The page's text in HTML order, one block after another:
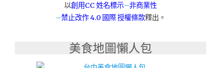
以創用CC 姓名標示–非商業性
–禁止改作4.0 國際 授權條款釋出。
美食地圖懶人包